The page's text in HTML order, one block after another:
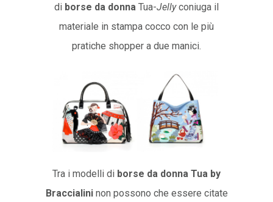
di borse da donna Tua-Jellyconiuga il
materiale in stampa cocco con le più
pratiche shopper a due manici.
Tra i modelli di borse da donna Tua by
Braccialininon possono che essere citate